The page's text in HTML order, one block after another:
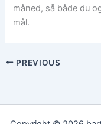
måned, så både du
mål.
PREVIOUS